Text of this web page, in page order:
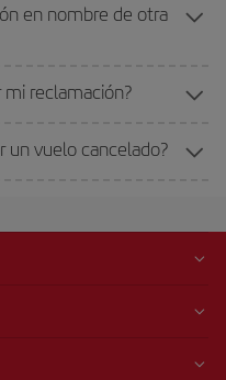
en nombre de otra
mi reclamación?
un vuelo cancelado?